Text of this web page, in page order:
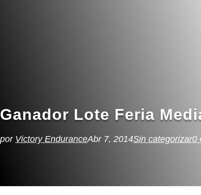
Ganador Lote Feria
por Victory EnduranceAbr 7, 2014Sin categorizar0